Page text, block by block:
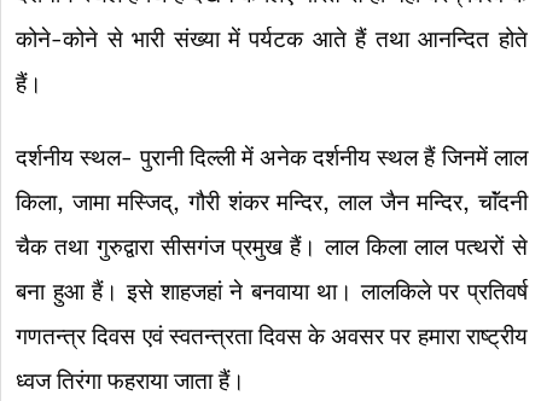
कोने-कोने से भारी संख्या में पर्यटक आते हैं तथा आनन्दित होते
हैं।
दर्शनीय स्थल- पुरानी दिल्ली में अनेक दर्शनीय स्थल हैं जिनमें लाल
किला, जामा मस्जिद्, गौरी शंकर मन्दिर, लाल जैन मन्दिर, चाॅंदनी
चैक तथा गुरुद्वारा सीसगंज प्रमुख हैं। लाल किला लाल पत्थरों से
बना हुआ हैं। इसे शाहजहां ने बनवाया था। लालकिले पर प्रतिवर्ष
गणतन्त्र दिवस एवं स्वतन्त्रता दिवस के अवसर पर हमारा राष्ट्रीय
ध्वज तिरंगा फहराया जाता हैं।